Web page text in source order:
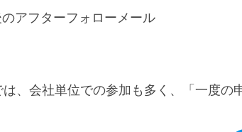
アフターフォローメール
は、会社単位での参加も多く、「一度の